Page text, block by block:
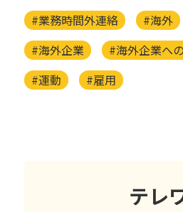
#業務時間外連絡
#海外
#海外企業
#海外企業へ
#運動
#雇用
テレ